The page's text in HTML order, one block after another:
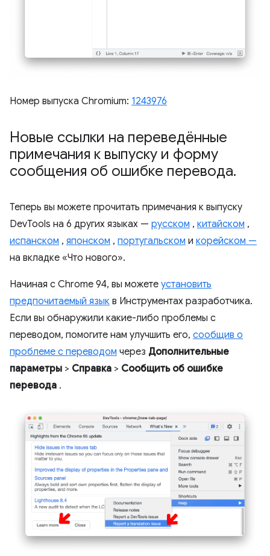
Номер выпуска Chromium: 1243976
Новые ссылки на переведённые
примечания к выпуску и форму
сообщения об ошибке перевода.
Теперь вы можете прочитать примечания к выпуску
DevTools на 6 других языках — русском , китайском ,
испанском , японском , португальском и корейском —
на вкладке «Что нового».
Начиная с Chrome 94, вы можете установить
предпочитаемый язык в Инструментах разработчика.
Если вы обнаружили какие-либо проблемы с
переводом, помогите нам улучшить его, сообщив о
проблеме с переводом через Дополнительные
параметры > Справка > Сообщить об ошибке
перевода .